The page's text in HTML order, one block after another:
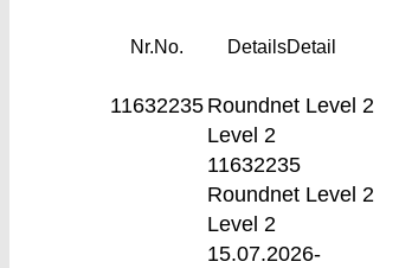
Nr.No. DetailsDetail
11632235Roundnet Level 2
Level 2
11632235
Roundnet Level 2
Level 2
15.07.2026-